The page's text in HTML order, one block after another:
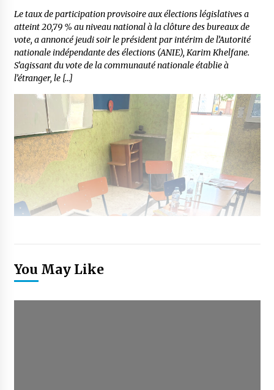
Le taux de participation provisoire aux élections législatives a
atteint 20,79 % au niveau national à la clôture des bureaux de
vote, a annoncé jeudi soir le président par intérim de l’Autorité
nationale indépendante des élections (ANIE), Karim Khelfane.
S’agissant du vote de la communauté nationale établie à
l’étranger, le […]
You May Like